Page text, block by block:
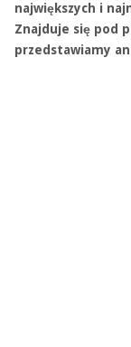
największych i
Znajduje się pod
przedstawiamy